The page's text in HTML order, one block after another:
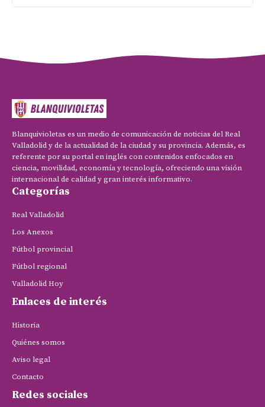
Blanquivioletas es un medio de comunicación de noticias del Real
Valladolid y de la actualidad de la ciudad y su provincia. Además, es
referente por su portal en inglés con contenidos enfocados en
ciencia, movilidad, economía y tecnología, ofreciendo una visión
internacional de calidad y gran interés informativo.
Categorías
Real Valladolid
Los Anexos
Fútbol provincial
Fútbol regional
Valladolid Hoy
Enlaces de interés
Historia
Quiénes somos
Aviso legal
Contacto
Redes sociales